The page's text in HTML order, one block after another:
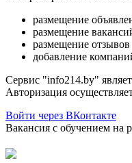
размещение
размещение
размещение отзывов
добавление
Сервис "info214.by"
Авторизация
Войти через ВКонтакте
Вакансия с обучением на